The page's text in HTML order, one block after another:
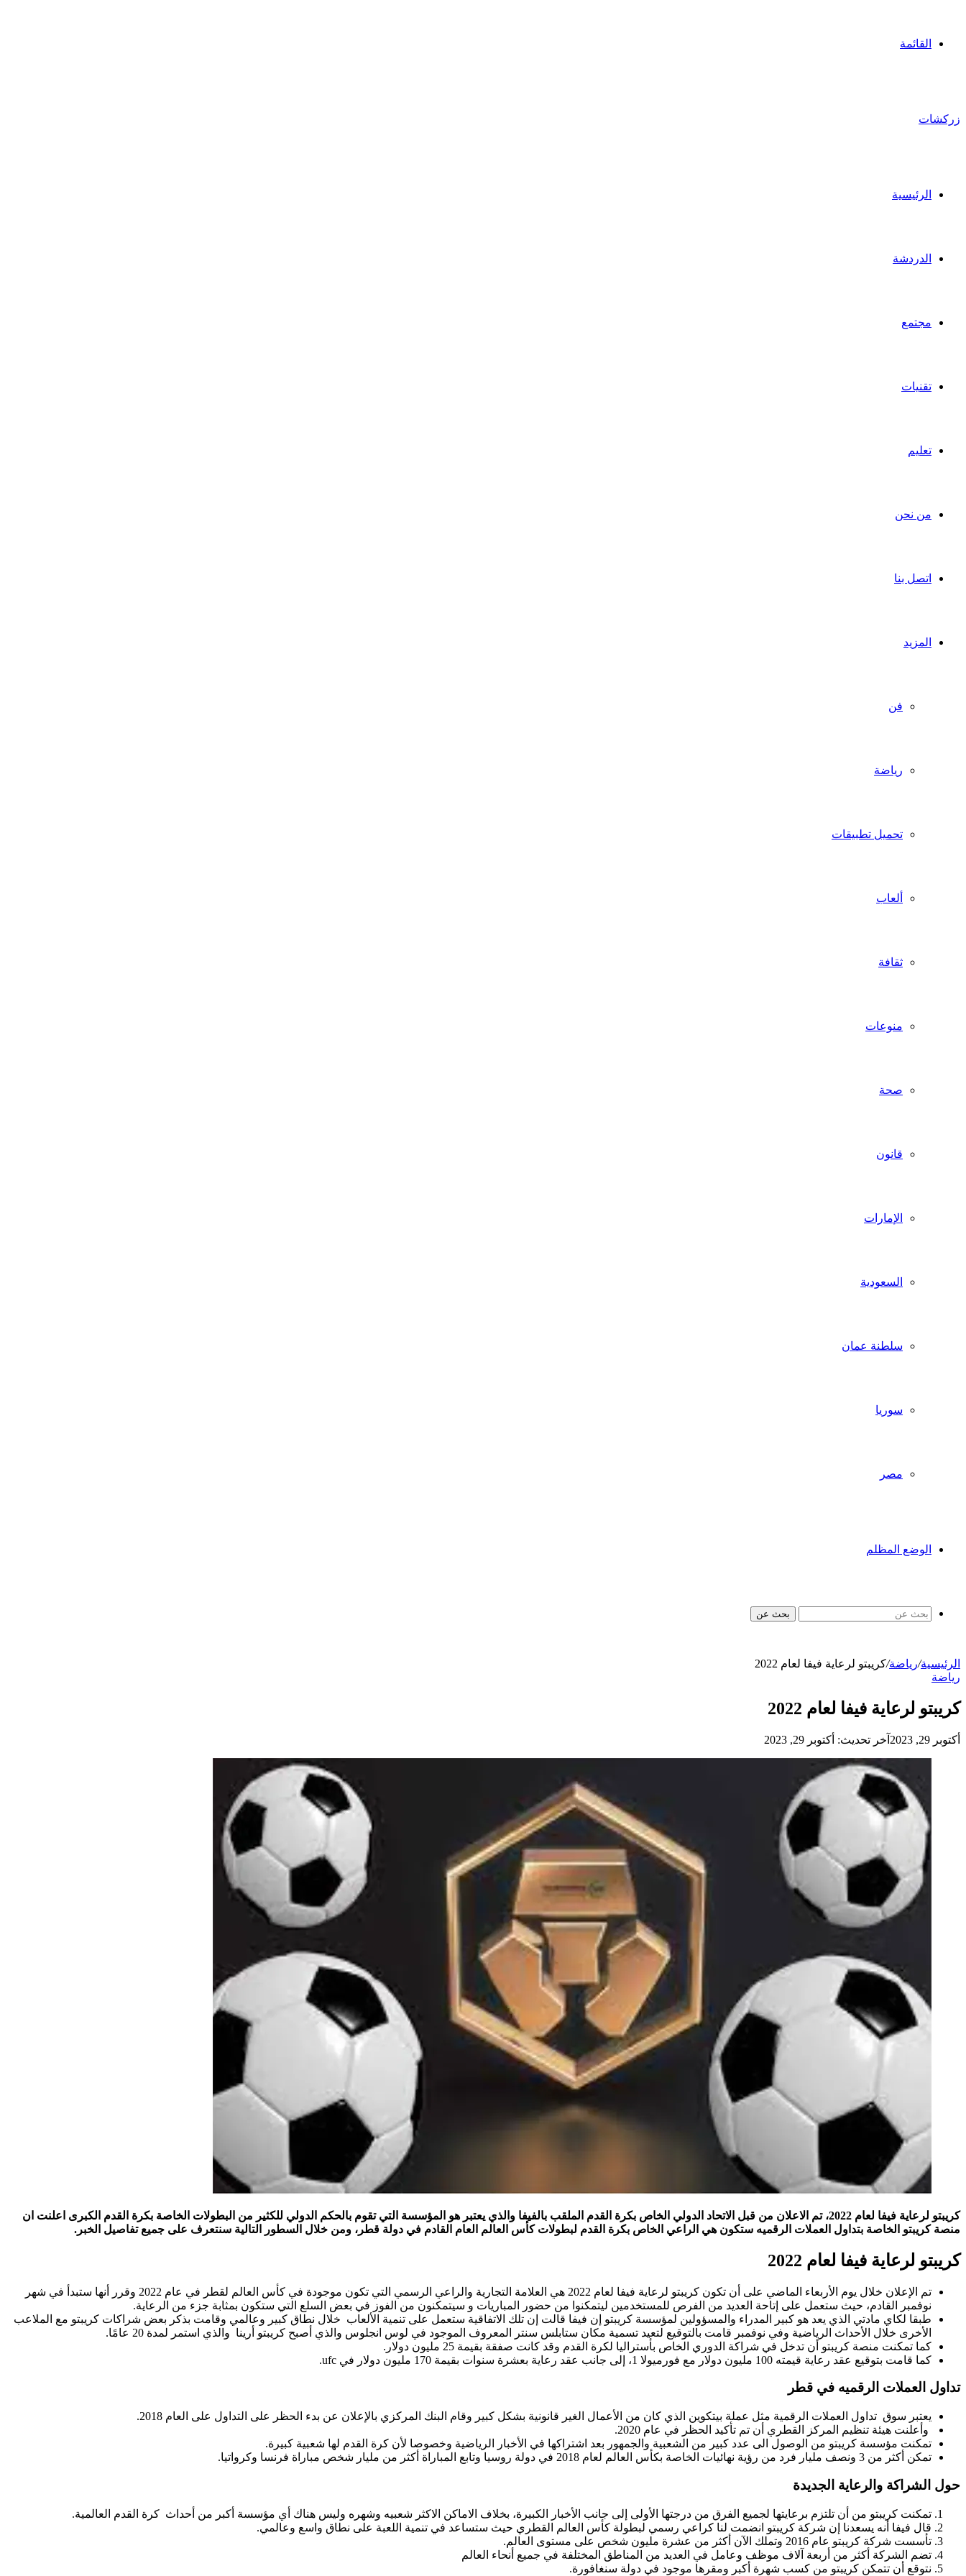
القائمة
زركشات
الرئيسية
الدردشة
مجتمع
تقنيات
تعليم
من نحن
اتصل بنا
المزيد
فن
رياضة
تحميل تطبيقات
ألعاب
ثقافة
منوعات
صحة
قانون
الإمارات
السعودية
سلطنة عمان
سوريا
مصر
الوضع المظلم
بحث عن
الرئيسية/رياضة/كريبتو لرعاية فيفا لعام 2022
رياضة
كريبتو لرعاية فيفا لعام 2022
أكتوبر 29, 2023 آخر تحديث: أكتوبر 29, 2023
كريبتو لرعاية فيفا لعام 2022، تم الاعلان من قبل الاتحاد الدولي الخاص بكرة القدم الملقب بالفيفا والذي يعتبر هو المؤسسة التي تقوم بالحكم الدولي للكثير من البطولات الخاصة بكرة القدم الكبرى اعلنت ان
منصة كريبتو الخاصة بتداول العملات الرقميه ستكون هي الراعي الخاص بكرة القدم لبطولات كأس العالم العام القادم في دولة قطر، ومن خلال السطور التالية سنتعرف على جميع تفاصيل الخبر.
كريبتو لرعاية فيفا لعام 2022
تم الإعلان خلال يوم الأربعاء الماضي على أن تكون كريبتو لرعاية فيفا لعام 2022 هي العلامة التجارية والراعي الرسمي التي تكون موجودة في كأس العالم لقطر في عام 2022 وقرر أنها ستبدأ في شهر
نوفمبر القادم، حيث ستعمل على إتاحة العديد من الفرص للمستخدمين ليتمكنوا من حضور المباريات و سيتمكنون من الفوز في بعض السلع التي ستكون بمثابة جزء من الرعاية.
طبقا لكاي مادتي الذي يعد هو كبير المدراء والمسؤولين لمؤسسة كريبتو إن فيفا قالت إن تلك الاتفاقية ستعمل على تنمية الألعاب خلال نطاق كبير وعالمي وقامت بذكر بعض شراكات كريبتو مع الملاعب
الأخرى خلال الأحداث الرياضية وفي نوفمبر قامت بالتوقيع لتعيد تسمية مكان ستابلس سنتر المعروف الموجود في لوس انجلوس والذي أصبح كريبتو أرينا والذي استمر لمدة 20 عامًا.
كما تمكنت منصة كريبتو أن تدخل في شراكة الدوري الخاص بأستراليا لكرة القدم وقد كانت صفقة بقيمة 25 مليون دولار.
كما قامت بتوقيع عقد رعاية قيمته 100 مليون دولار مع فورميولا 1، إلى جانب عقد رعاية بعشرة سنوات بقيمة 170 مليون دولار في ufc.
تداول العملات الرقميه في قطر
يعتبر سوق تداول العملات الرقمية مثل عملة بيتكوين الذي كان من الأعمال الغير قانونية بشكل كبير وقام البنك المركزي بالإعلان عن بدء الحظر على التداول على العام 2018.
وأعلنت هيئة تنظيم المركز القطري أن تم تأكيد الحظر في عام 2020.
تمكنت مؤسسة كريبتو من الوصول الى عدد كبير من الشعبية والجمهور بعد اشتراكها في الأخبار الرياضية وخصوصا لأن كرة القدم لها شعبية كبيرة.
تمكن أكثر من 3 ونصف مليار فرد من رؤية نهائيات الخاصة بكأس العالم لعام 2018 في دولة روسيا وتابع المباراة أكثر من مليار شخص مباراة فرنسا وكرواتيا.
حول الشراكة والرعاية الجديدة
تمكنت كريبتو من أن تلتزم برعايتها لجميع الفرق من درجتها الأولى إلى جانب الأخبار الكبيرة، بخلاف الاماكن الاكثر شعبيه وشهره وليس هناك أي مؤسسة أكبر من أحداث كرة القدم العالمية.
قال فيفا أنه يسعدنا إن شركة كريبتو انضمت لنا كراعي رسمي لبطولة كأس العالم القطري حيث ستساعد في تنمية اللعبة على نطاق واسع وعالمي.
تأسست شركة كريبتو عام 2016 وتملك الآن أكثر من عشرة مليون شخص على مستوى العالم.
تضم الشركة أكثر من أربعة آلاف موظف وعامل في العديد من المناطق المختلفة في جميع أنحاء العالم
نتوقع أن تتمكن كريبتو من كسب شهرة أكبر ومقرها موجود في دولة سنغافورة.